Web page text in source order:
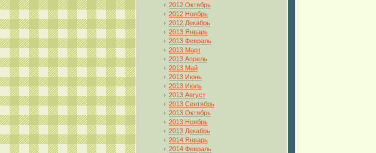
2012 Октябрь
2012 Ноябрь
2012 Декабрь
2013 Январь
2013 Февраль
2013 Март
2013 Апрель
2013 Май
2013 Июнь
2013 Июль
2013 Август
2013 Сентябрь
2013 Октябрь
2013 Ноябрь
2013 Декабрь
2014 Январь
2014 Февраль